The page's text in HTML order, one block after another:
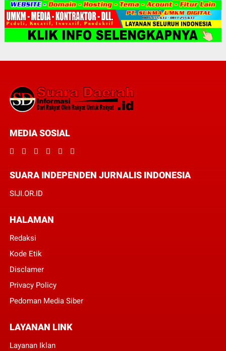
MEDIA SOSIAL
SUARA INDEPENDEN JURNALIS INDONESIA
SIJI.OR.ID
HALAMAN
Redaksi
Kode Etik
Disclamer
Privacy Policy
Pedoman Media Siber
LAYANAN LINK
Layanan Iklan